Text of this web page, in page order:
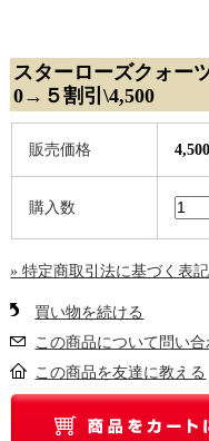
スターローズクォー
0→５割引\4,500
販売価格
購入数
» 特定商取引法に基づく表
買い物を続ける
この商品について問い合
この商品を友達に教える